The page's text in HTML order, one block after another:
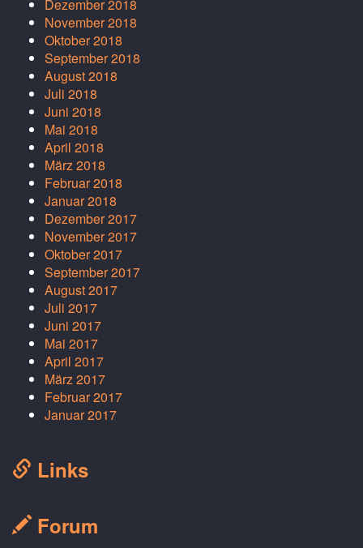
Dezember 2018
November 2018
Oktober 2018
September 2018
August 2018
Juli 2018
Juni 2018
Mai 2018
April 2018
März 2018
Februar 2018
Januar 2018
Dezember 2017
November 2017
Oktober 2017
September 2017
August 2017
Juli 2017
Juni 2017
Mai 2017
April 2017
März 2017
Februar 2017
Januar 2017
Links
Forum